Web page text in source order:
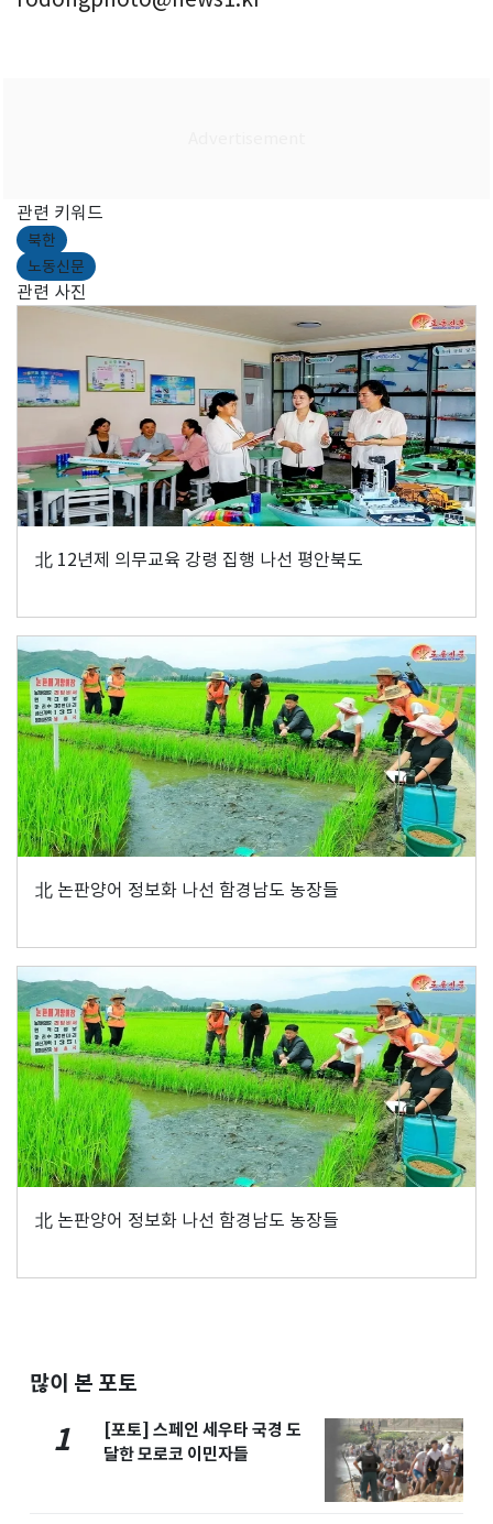
관련 키워드
북한
노동신문
관련 사진
北 12년제 의무교육 강령 집행 나선 평안북도
北 논판양어 정보화 나선 함경남도 농장들
北 논판양어 정보화 나선 함경남도 농장들
많이 본 포토
1
[포토] 스페인 세우타 국경 도
달한 모로코 이민자들